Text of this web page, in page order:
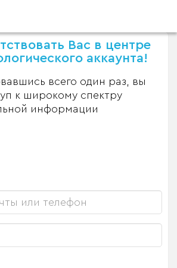
Вас в центре
аккаунта!
всего один раз, вы
к широкому спектру
информации